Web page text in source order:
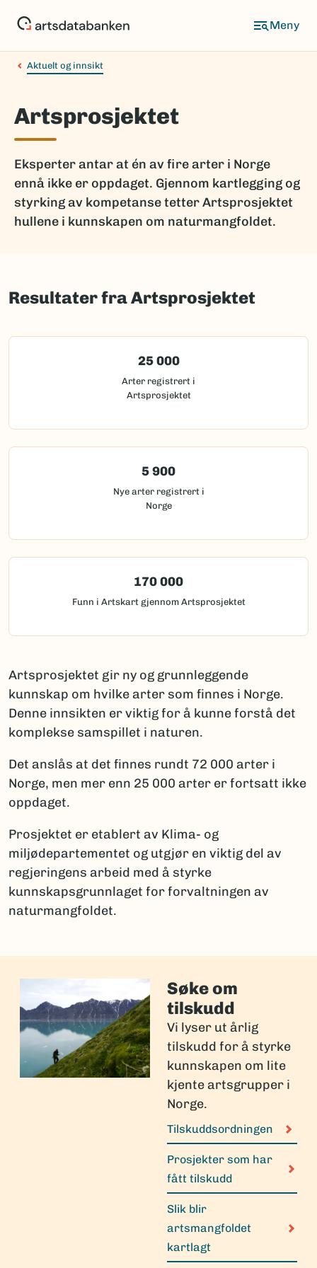
Aktuelt og innsikt
Artsprosjektet
Eksperter antar at én av fire arter i Norge
ennå ikke er oppdaget. Gjennom kartlegging og
styrking av kompetanse tetter Artsprosjektet
hullene i kunnskapen om naturmangfoldet.
Resultater fra Artsprosjektet
25 000
Arter registrert i
Artsprosjektet
5 900
Nye arter registrert i
Norge
170 000
Funn i Artskart gjennom Artsprosjektet
Artsprosjektet gir ny og grunnleggende
kunnskap om hvilke arter som finnes i Norge.
Denne innsikten er viktig for å kunne forstå det
komplekse samspillet i naturen.
Det anslås at det finnes rundt 72 000 arter i
Norge, men mer enn 25 000 arter er fortsatt ikke
oppdaget.
Prosjektet er etablert av Klima- og
miljødepartementet og utgjør en viktig del av
regjeringens arbeid med å styrke
kunnskapsgrunnlaget for forvaltningen av
naturmangfoldet.
Søke om
tilskudd
Vi lyser ut årlig
tilskudd for å styrke
kunnskapen om lite
kjente artsgrupper i
Norge.
Tilskuddsordningen
Prosjekter som har
fått tilskudd
Slik blir
artsmangfoldet
kartlagt